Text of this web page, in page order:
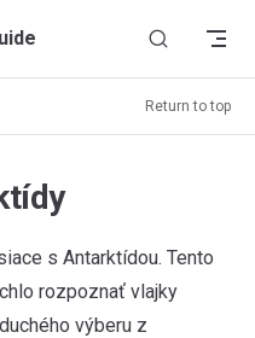
Return to top
s Antarktídou. Tento
rozpoznať vlajky
výberu z